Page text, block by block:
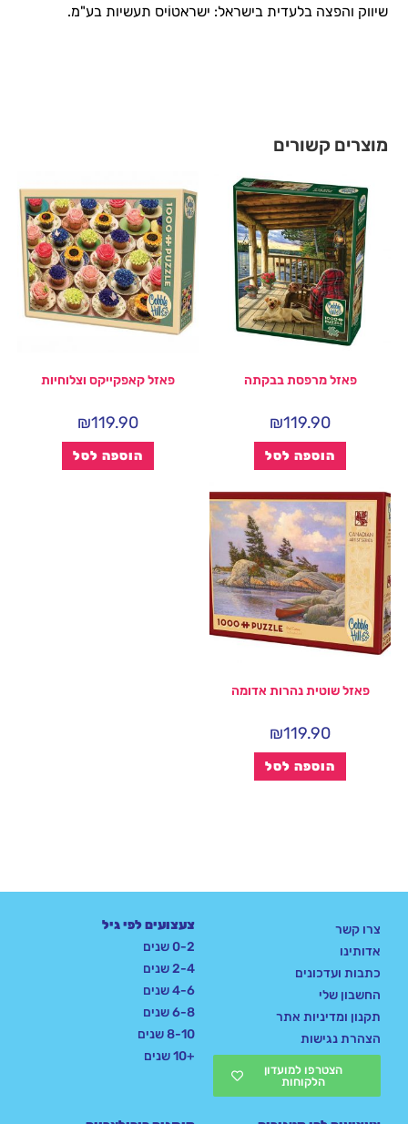
שיווק והפצה בלעדית בישראל: ישראטוֹיס תעשיות בע"מ.
מוצרים קשורים
פאזל מרפסת בבקתה
₪119.90
הוספה לסל
פאזל קאפקייקס וצלוחיות
₪119.90
הוספה לסל
פאזל שוטית נהרות אדומה
₪119.90
הוספה לסל
צרו קשר
אדותינו
כתבות ועדכונים
החשבון שלי
תקנון ומדיניות אתר
הצהרת נגישות
הצטרפו למועדון
הלקוחות
צעצועים לפי גיל
0-2 שנים
2-4 שנים
4-6 שנים
6-8 שנים
8-10 שנים
+10 שנים